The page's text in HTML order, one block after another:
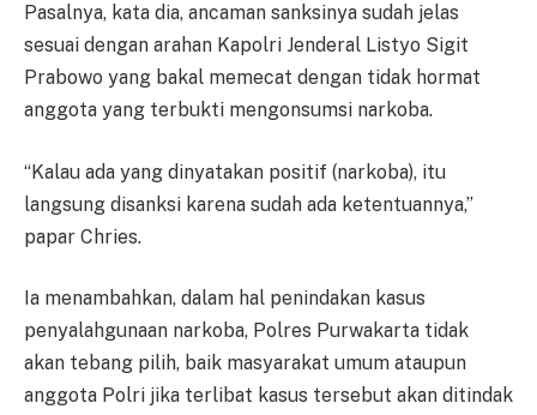
Pasalnya, kata dia, ancaman sanksinya sudah jelas
sesuai dengan arahan Kapolri Jenderal Listyo Sigit
Prabowo yang bakal memecat dengan tidak hormat
anggota yang terbukti mengonsumsi narkoba.
“Kalau ada yang dinyatakan positif (narkoba), itu
langsung disanksi karena sudah ada ketentuannya,”
papar Chries.
Ia menambahkan, dalam hal penindakan kasus
penyalahgunaan narkoba, Polres Purwakarta tidak
akan tebang pilih, baik masyarakat umum ataupun
anggota Polri jika terlibat kasus tersebut akan ditindak